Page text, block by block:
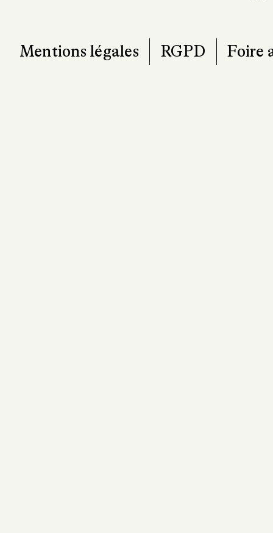
Mentions légales RGPD Foire